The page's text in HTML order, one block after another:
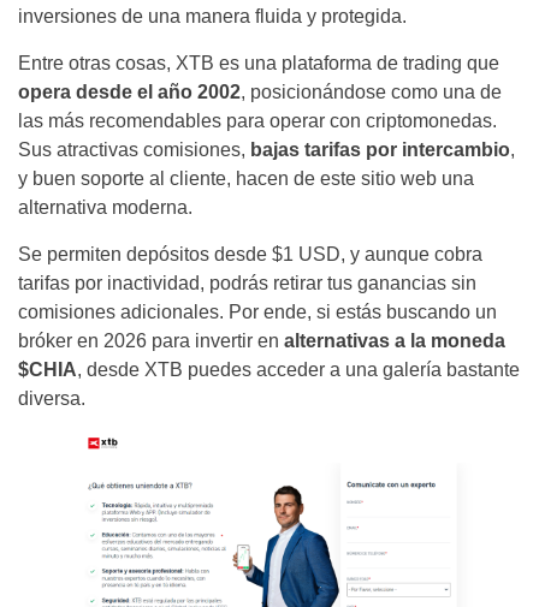
inversiones de una manera fluida y protegida.
Entre otras cosas, XTB es una plataforma de trading que
opera desde el año 2002, posicionándose como una de
las más recomendables para operar con criptomonedas.
Sus atractivas comisiones, bajas tarifas por intercambio,
y buen soporte al cliente, hacen de este sitio web una
alternativa moderna.
Se permiten depósitos desde $1 USD, y aunque cobra
tarifas por inactividad, podrás retirar tus ganancias sin
comisiones adicionales. Por ende, si estás buscando un
bróker en 2026 para invertir en alternativas a la moneda
$CHIA, desde XTB puedes acceder a una galería bastante
diversa.